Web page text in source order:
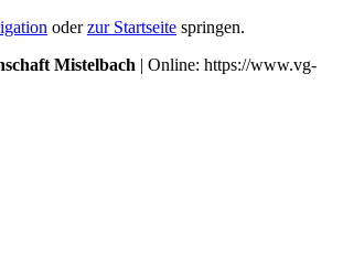
oderzur Startseite springen.
Mistelbach | Online: https://www.vg-